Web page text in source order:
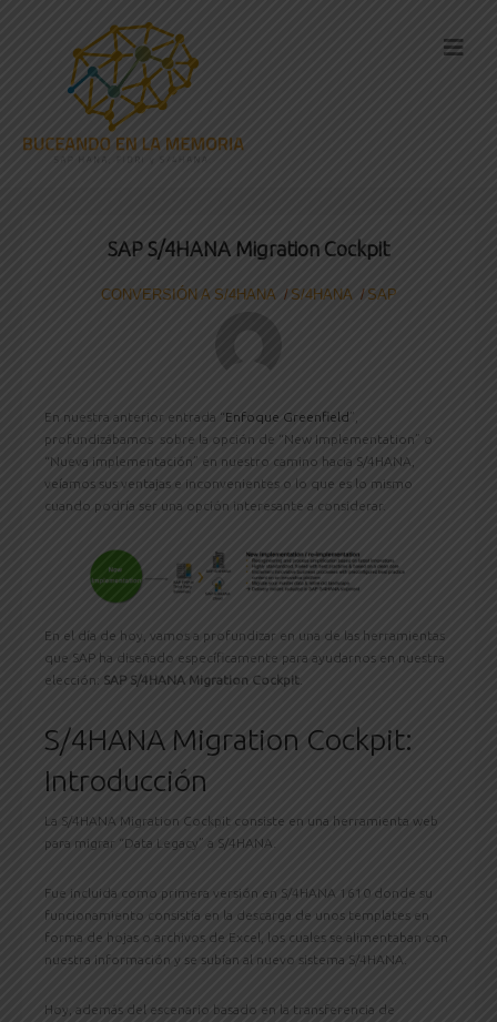
SAP S/4HANA Migration Cockpit
CONVERSIÓN A S/4HANA S/4HANA SAP
En nuestra anterior entrada “Enfoque Greenfield ”,
profundizábamos sobre la opción de “New Implementation” o
“Nueva implementación” en nuestro camino hacia S/4HANA,
veíamos sus ventajas e inconvenientes o lo que es lo mismo
cuando podría ser una opción interesante a considerar.
En el día de hoy, vamos a profundizar en una de las herramientas
que SAP ha diseñado específicamente para ayudarnos en nuestra
elección: SAP S/4HANA Migration Cockpit
S/4HANA Migration Cockpit:
Introducción
La S/4HANA Migration Cockpit consiste en una herramienta web
para migrar “Data Legacy” a S/4HANA.
Fue incluida como primera versión en S/4HANA 1610 donde su
funcionamiento consistía en la descarga de unos templates en
forma de hojas o archivos de Excel, los cuales se alimentaban con
nuestra información y se subían al nuevo sistema S/4HANA.
Hoy, además del escenario basado en la transferencia de